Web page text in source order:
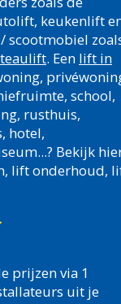
keukenlift
scootmobiel
. Een lift in
school,
rusthuis,
hotel,
Bekijk
lift onderhoud,
prijzen via 1
uit je